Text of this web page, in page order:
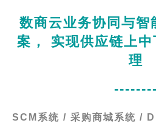
数商云业务协同与智
案， 实现供应链上
理
--------
SCM系统 / 采购商城系统 /